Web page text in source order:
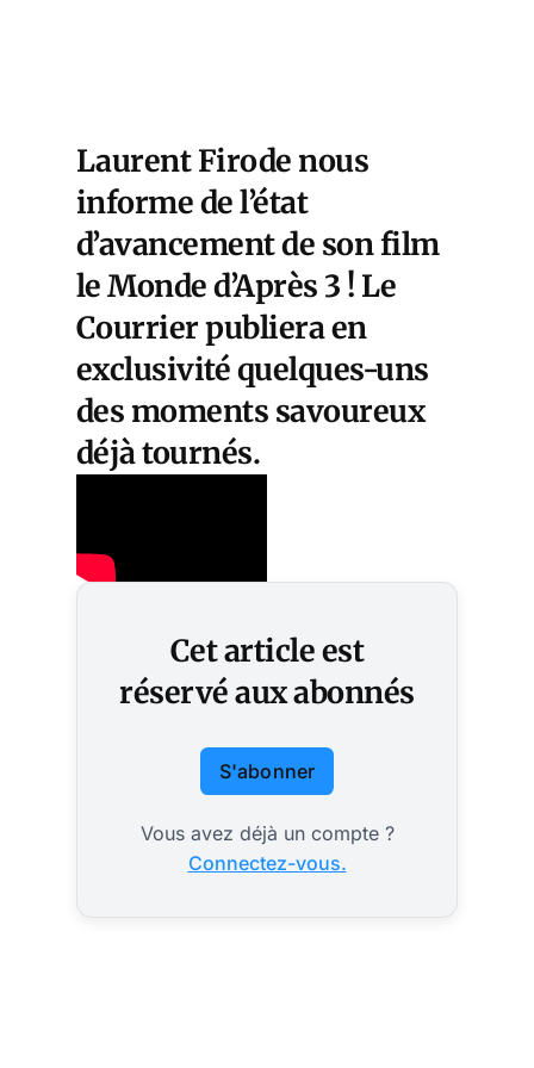
Laurent Firode nous
informe de l’état
d’avancement de son film
le Monde d’Après 3 ! Le
Courrier publiera en
exclusivité quelques-uns
des moments savoureux
déjà tournés.
Cet article est
réservé aux abonnés
S'abonner
Vous avez déjà un compte ?
Connectez-vous.